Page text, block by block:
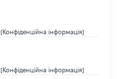
[Конфіденційна інформація]
[Конфіденційна інформація]